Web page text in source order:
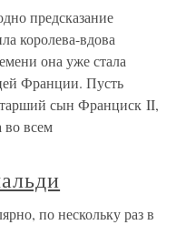
предсказание
королева-вдова
она уже стала
Франции. Пусть
сын Франциск II,
всем
по нескольку раз в